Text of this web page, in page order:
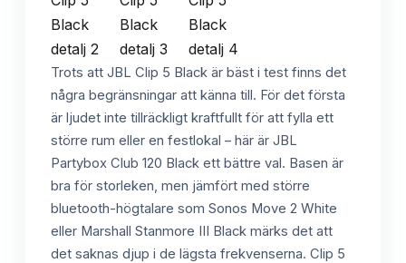
Trots att JBL Clip 5 Black är bäst i test finns det
några begränsningar att känna till. För det första
är ljudet inte tillräckligt kraftfullt för att fylla ett
större rum eller en festlokal – här är JBL
Partybox Club 120 Black ett bättre val. Basen är
bra för storleken, men jämfört med större
bluetooth-högtalare som Sonos Move 2 White
eller Marshall Stanmore III Black märks det att
det saknas djup i de lägsta frekvenserna. Clip 5